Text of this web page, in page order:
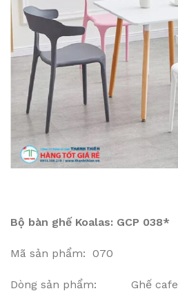
Bộ bàn ghế Koalas: GCP 038*
Mã sản phẩm: 070
Dòng sản phẩm: Ghế cafe